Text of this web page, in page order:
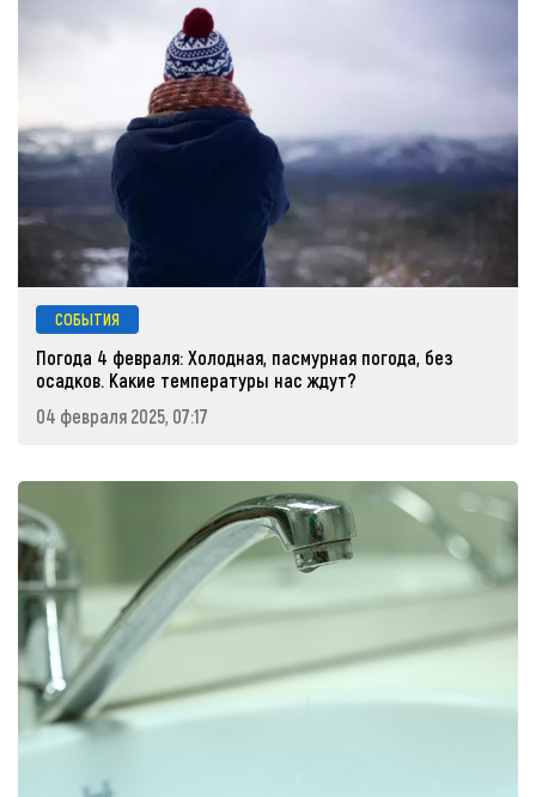
СОБЫТИЯ
Погода 4 февраля: Холодная, пасмурная погода, без
осадков. Какие температуры нас ждут?
04 февраля 2025, 07:17